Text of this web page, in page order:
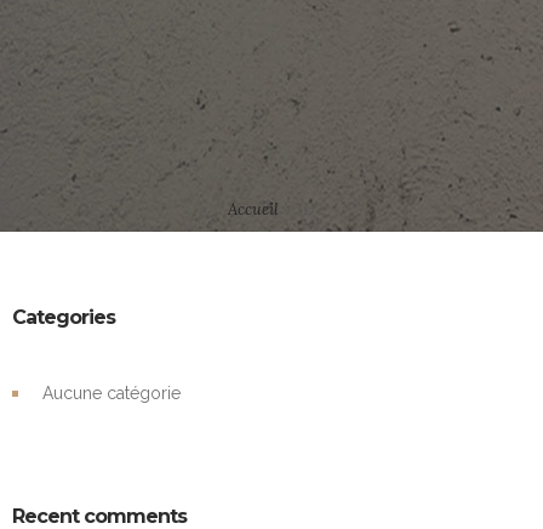
Accueil 3D
Categories
Aucune catégorie
Recent comments